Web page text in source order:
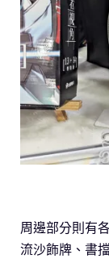
周邊部分則有
流沙飾牌、書